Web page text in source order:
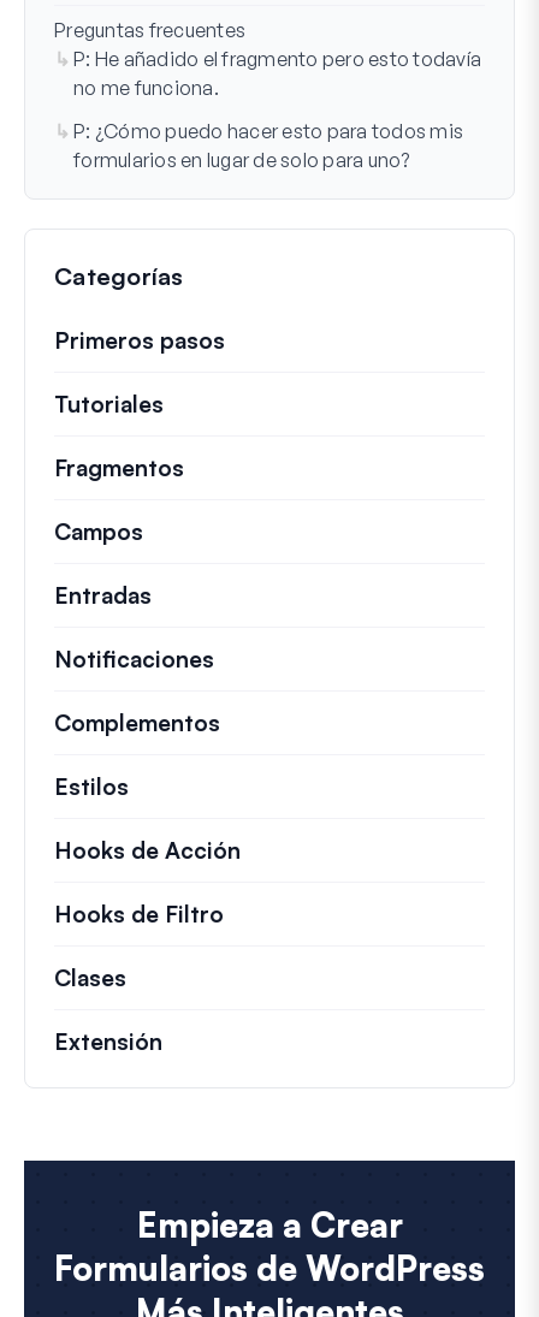
Preguntas frecuentes
P: He añadido el fragmento pero esto todavía
no me funciona.
P: ¿Cómo puedo hacer esto para todos mis
formularios en lugar de solo para uno?
Categorías
Primeros pasos
Tutoriales
Fragmentos
Campos
Entradas
Notificaciones
Complementos
Estilos
Hooks de Acción
Hooks de Filtro
Clases
Extensión
Empieza a Crear
Formularios de WordPress